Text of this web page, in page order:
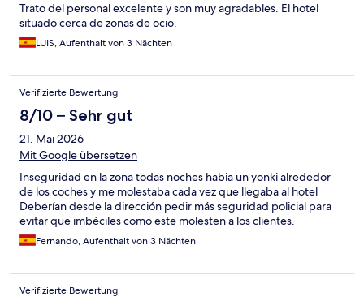
Trato del personal excelente y son muy agradables. El hotel
situado cerca de zonas de ocio.
LUIS, Aufenthalt von 3 Nächten
Verifizierte Bewertung
8/10 – Sehr gut
21. Mai 2026
Mit Google übersetzen
Inseguridad en la zona todas noches habia un yonki alrededor
de los coches y me molestaba cada vez que llegaba al hotel
Deberían desde la dirección pedir más seguridad policial para
evitar que imbéciles como este molesten a los clientes.
Fernando, Aufenthalt von 3 Nächten
Verifizierte Bewertung